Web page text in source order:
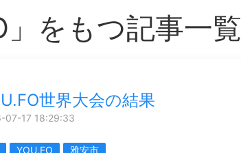
」をもつ記事一覧
世界大会の結果
07-17 18:29:33
YOU.FO 雅安市